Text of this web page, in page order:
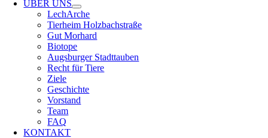
ÜBER UNS
LechArche
Tierheim Holzbachstraße
Gut Morhard
Biotope
Augsburger Stadttauben
Recht für Tiere
Ziele
Geschichte
Vorstand
Team
FAQ
KONTAKT